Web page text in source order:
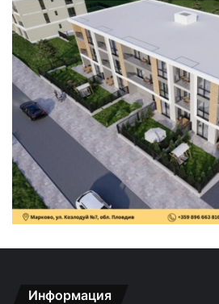
Информация